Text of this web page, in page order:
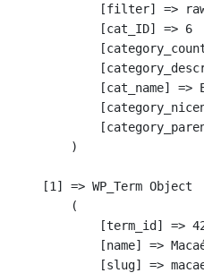
[filter] =>
            [cat_ID] => 6
[cat_name] =>
        )
    [1] => WP_Term Object
        (
[term_id] =>
[name] =>
[slug] =>